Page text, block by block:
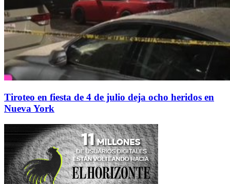
Tiroteo en fiesta de 4 de julio deja ocho heridos en
Nueva York